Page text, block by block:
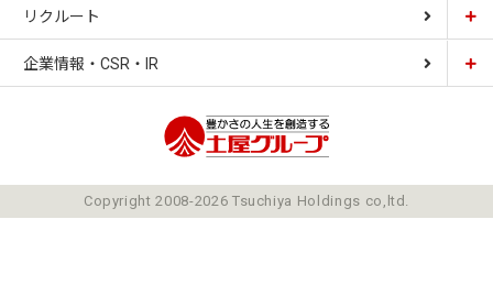
土屋ホームレジデンス
土屋ソーラーファクトリー
リクルート
企業情報・CSR・IR
ミッションCopyright 2008-2026 Tsuchiya Holdings co,ltd.